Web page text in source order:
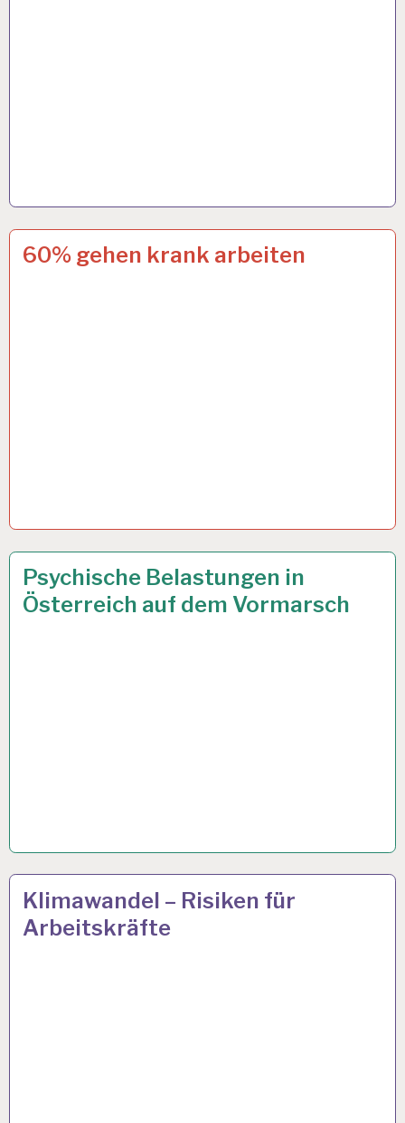
12-
STUNDEN-
60% gehen krank arbeiten
4 OKT. 2024
6.URLAUBSWOCHE
EUGH…
Psychische Belastungen in
Österreich auf dem Vormarsch
7 AUG. 2024
50PLUS…
Klimawandel – Risiken für
Arbeitskräfte
25 APR. 2024